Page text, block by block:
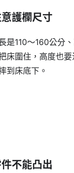
護欄尺寸
是110～160公分
床圍住，高度也
到床底下。
不能凸出